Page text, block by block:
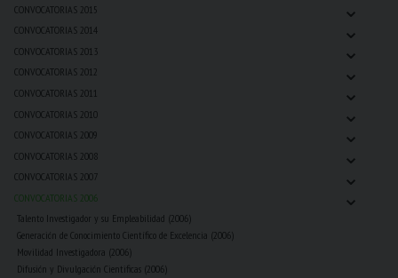
CONVOCATORIAS 2015 ⌄
CONVOCATORIAS 2014 ⌄
CONVOCATORIAS 2013 ⌄
CONVOCATORIAS 2012 ⌄
CONVOCATORIAS 2011 ⌄
CONVOCATORIAS 2010 ⌄
CONVOCATORIAS 2009 ⌄
CONVOCATORIAS 2008 ⌄
CONVOCATORIAS 2007 ⌄
CONVOCATORIAS 2006 ⌄
Talento Investigador y su Empleabilidad (2006)
Generación de Conocimiento Científico de Excelencia (2006)
Movilidad Investigadora (2006)
Difusión y Divulgación Cientificas (2006)